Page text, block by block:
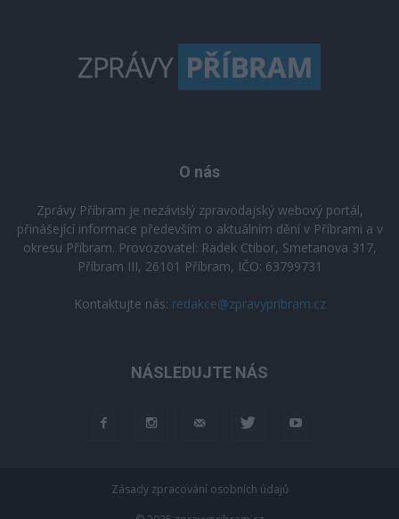
O nás
Zprávy Příbram je nezávislý zpravodajský webový portál,
přinášející informace především o aktuálním dění v Příbrami a v
okresu Příbram. Provozovatel: Radek Ctibor, Smetanova 317,
Příbram III, 26101 Příbram, IČO: 63799731
Kontaktujte nás: redakce@zpravypribram.cz
NÁSLEDUJTE NÁS
Zásady zpracování osobních údajů